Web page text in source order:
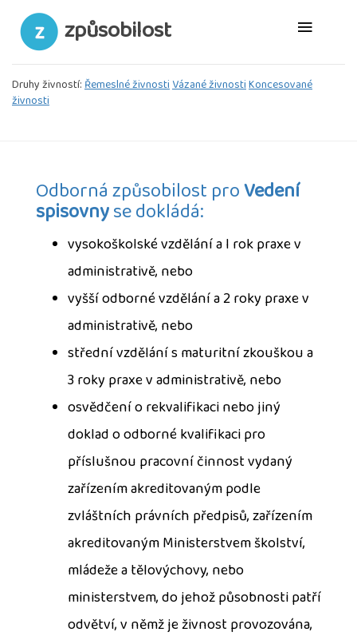
způsobilost
Druhy živností:Řemeslné živnostiVázané živnostiKoncesované
živnosti
Odborná způsobilost proVedení
spisovnyse dokládá:
vysokoškolské vzdělání a l rok praxe v
administrativě, nebo
vyšší odborné vzdělání a 2 roky praxe v
administrativě, nebo
střední vzdělání s maturitní zkouškou a
3 roky praxe v administrativě, nebo
osvědčení o rekvalifikaci nebo jiný
doklad o odborné kvalifikaci pro
příslušnou pracovní činnost vydaný
zařízením akreditovaným podle
zvláštních právních předpisů, zařízením
akreditovaným Ministerstvem školství,
mládeže a tělovýchovy, nebo
ministerstvem, do jehož působnosti patří
odvětví, v němž je živnost provozována,